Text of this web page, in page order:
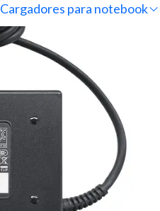
Cargadores para notebook